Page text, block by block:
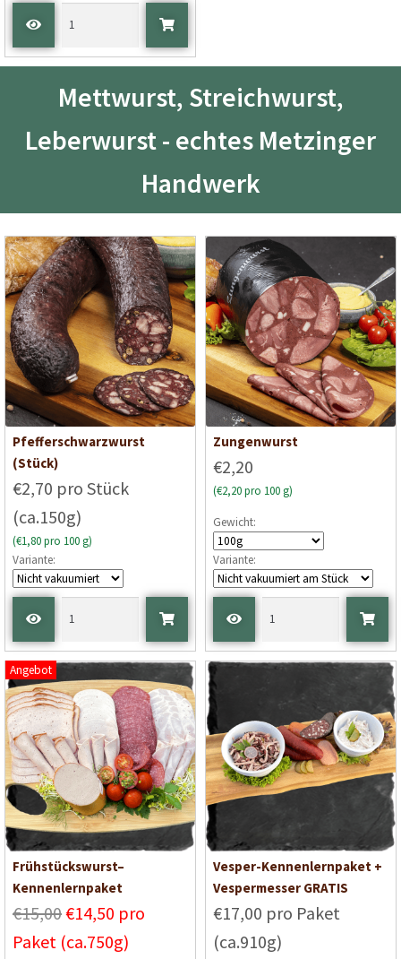
Mettwurst, Streichwurst,
Leberwurst - echtes Metzinger
Handwerk
Pfefferschwarzwurst
(Stück)
€2,70 pro Stück
(ca.150g)
(€1,80 pro 100 g)
Variante:
Zungenwurst
€2,20
(€2,20 pro 100 g)
Gewicht:
Variante:
Angebot
Frühstückswurst–
Kennenlernpaket
€15,00€14,50 pro
Paket (ca.750g)
Vesper-Kennenlernpaket +
Vespermesser GRATIS
€17,00 pro Paket
(ca.910g)